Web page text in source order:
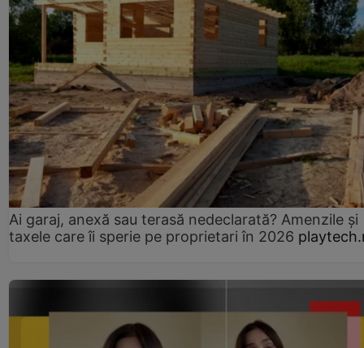
Ai garaj, anexă sau terasă nedeclarată? Amenzile și
taxele care îi sperie pe proprietari în 2026